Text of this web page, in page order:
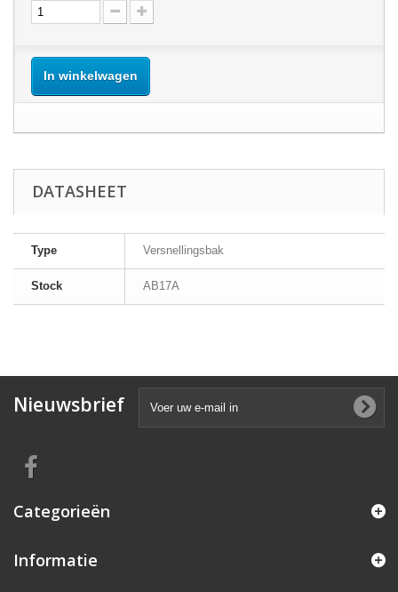
In winkelwagen
DATASHEET
Type Versnellingsbak
Stock AB17A
Nieuwsbrief
Categorieën
Informatie